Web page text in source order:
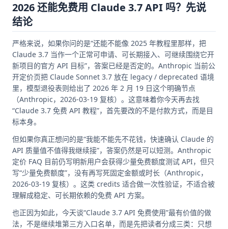
2026 还能免费用 Claude 3.7 API 吗？先说
结论
严格来说，如果你问的是“还能不能像 2025 年教程里那样，把
Claude 3.7 当作一个正常可申请、可长期接入、可继续围绕它开
新项目的官方 API 目标”，答案已经是否定的。Anthropic 当前公
开定价页把 Claude Sonnet 3.7 放在 legacy / deprecated 语境
里，模型退役表则给出了 2026 年 2 月 19 日这个明确节点
（Anthropic，2026-03-19 复核）。这意味着你今天再去找
“Claude 3.7 免费 API 教程”，首先要改的不是付款方式，而是目
标本身。
但如果你真正想问的是“我能不能先不花钱，快速确认 Claude 的
API 质量值不值得我继续接”，答案仍然是可以短测。Anthropic
定价 FAQ 目前仍写明新用户会获得少量免费额度测试 API，但只
写“少量免费额度”，没有再写死固定金额或时长（Anthropic，
2026-03-19 复核）。这类 credits 适合做一次性验证，不适合被
理解成稳定、可长期依赖的免费 API 方案。
也正因为如此，今天谈“Claude 3.7 API 免费使用”最有价值的做
法，不是继续堆第三方入口名单，而是先把读者分成三类：只想